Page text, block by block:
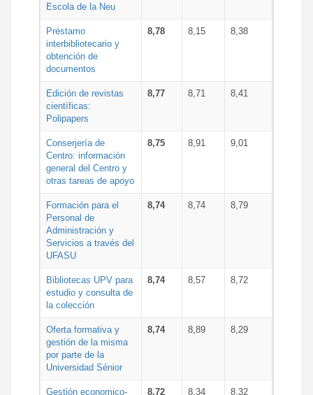
Escola de la Neu
Préstamo
interbibliotecario y
obtención de
documentos
8,78 8,15 8,38
Edición de revistas
científicas:
Polipapers
8,77 8,71 8,41
Conserjería de
Centro: información
general del Centro y
otras tareas de apoyo
8,75 8,91 9,01
Formación para el
Personal de
Administración y
Servicios a través del
UFASU
8,74 8,74 8,79
Bibliotecas UPV para
estudio y consulta de
la colección
8,74 8,57 8,72
Oferta formativa y
gestión de la misma
por parte de la
Universidad Sénior
8,74 8,89 8,29
Gestión economico- 8,72 8,34 8,32